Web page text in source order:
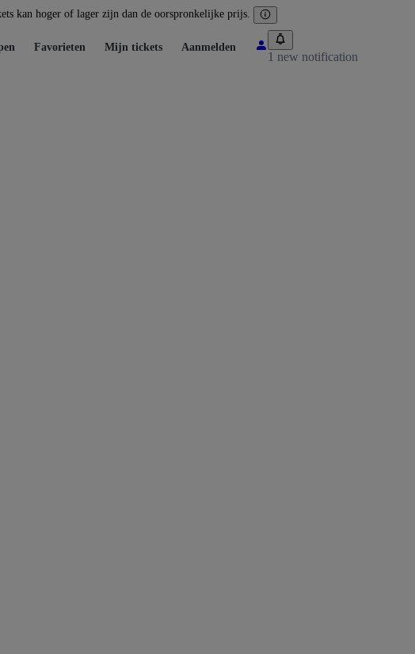
kan hoger of lager zijn dan de oorspronkelijke prijs.
Favorieten Mijn tickets Aanmelden
1 new notification